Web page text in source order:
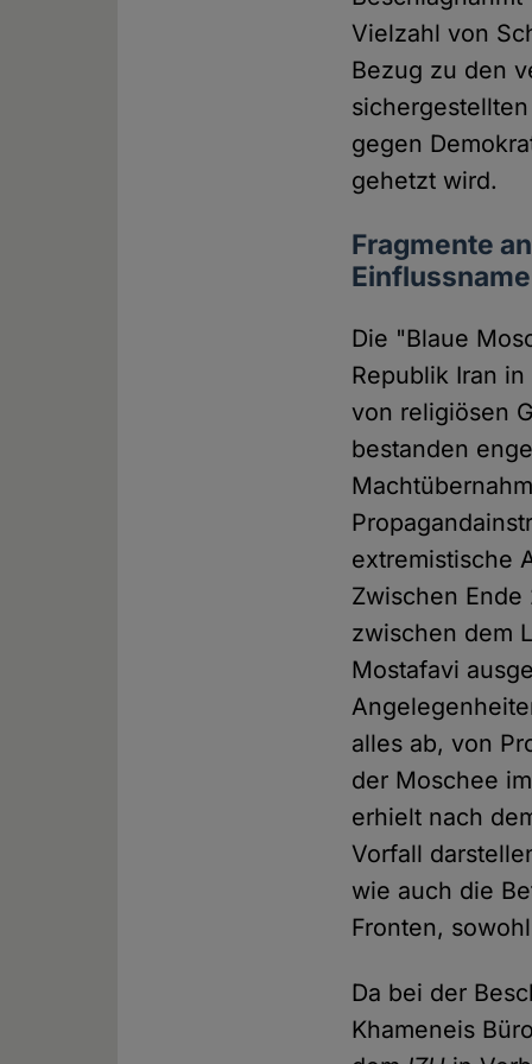
Vielzahl von
Bezug zu den
gegen
gehetzt wird.
Fragmente
Einflussname
Die "Blaue
Republik Iran
von religiösen
bestanden
extremistische
Zwischen
zwischen dem
Mostafavi
alles ab, von
der Moschee
erhielt nach
Vorfall
wie auch die
Fronten,
Da bei der
Khameneis